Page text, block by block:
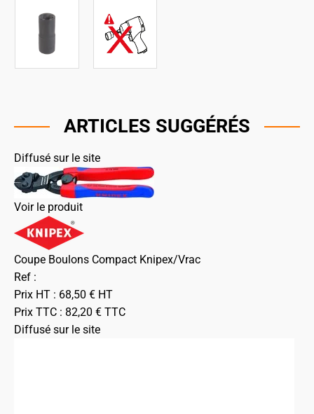
ARTICLES SUGGÉRÉS
Diffusé sur le site
Voir le produit
Coupe Boulons Compact Knipex/Vrac
Ref :
Prix HT : 68,50 € HT
Prix TTC : 82,20 € TTC
Diffusé sur le site